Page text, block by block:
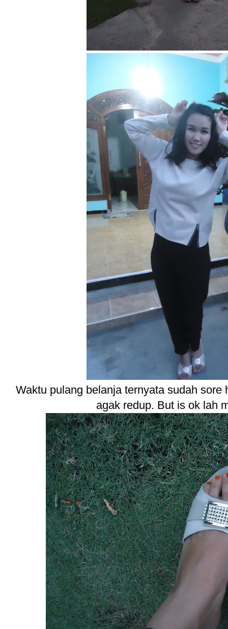
Waktu pulang belanja ternyata sudah
agak redup. But is ok lah